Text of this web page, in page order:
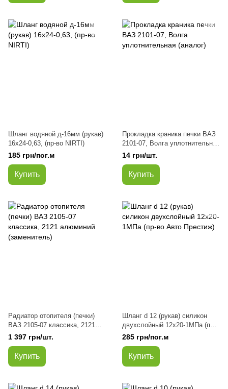
Шланг водяной д-16мм (рукав)
16х24-0,63, (пр-во NIRTI)
185 грн/пог.м
Купить
Прокладка краника печки ВАЗ
2101-07, Волга уплотнительная
(аналог)
14 грн/шт.
Купить
Радиатор отопителя (печки)
ВАЗ 2105-07 классика, 2121
алюминий (заменитель)
1 397 грн/шт.
Купить
Шланг d 12 (рукав) силикон
двухслойный 12х20-1МПа (пр-
во Авто Престиж)
285 грн/пог.м
Купить